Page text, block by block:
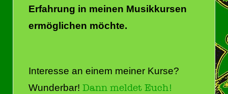
Erfahrung in meinen Musikkursen
ermöglichen möchte.
Interesse an einem meiner Kurse?
Wunderbar! Dann meldet Euch!